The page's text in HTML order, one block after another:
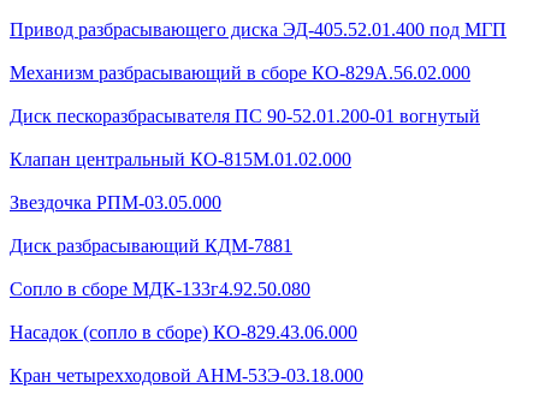
Привод разбрасывающего диска ЭД-405.52.01.400 под МГП
Механизм разбрасывающий в сборе КО-829А.56.02.000
Диск пескоразбрасывателя ПС 90-52.01.200-01 вогнутый
Клапан центральный КО-815М.01.02.000
Звездочка РПМ-03.05.000
Диск разбрасывающий КДМ-7881
Сопло в сборе МДК-133г4.92.50.080
Насадок (сопло в сборе) КО-829.43.06.000
Кран четырехходовой AHМ-53Э-03.18.000